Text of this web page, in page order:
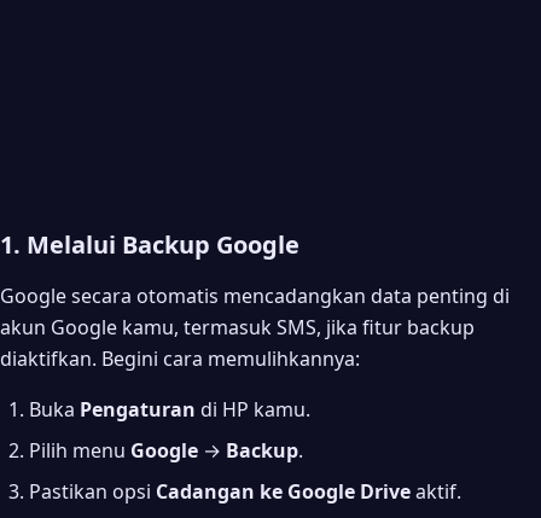
1. Melalui Backup Google
Google secara otomatis mencadangkan data penting di
akun Google kamu, termasuk SMS, jika fitur backup
diaktifkan. Begini cara memulihkannya:
Buka Pengaturan di HP kamu.
Pilih menu Google → Backup.
Pastikan opsi Cadangan ke Google Driveaktif.